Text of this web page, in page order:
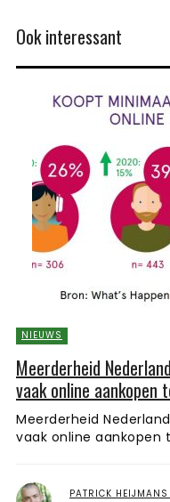
Ook interessant
NIEUWS
Meerderheid
vaak online aankopen
Meerderheid
vaak online aankopen
PATRICK HEIJMANS